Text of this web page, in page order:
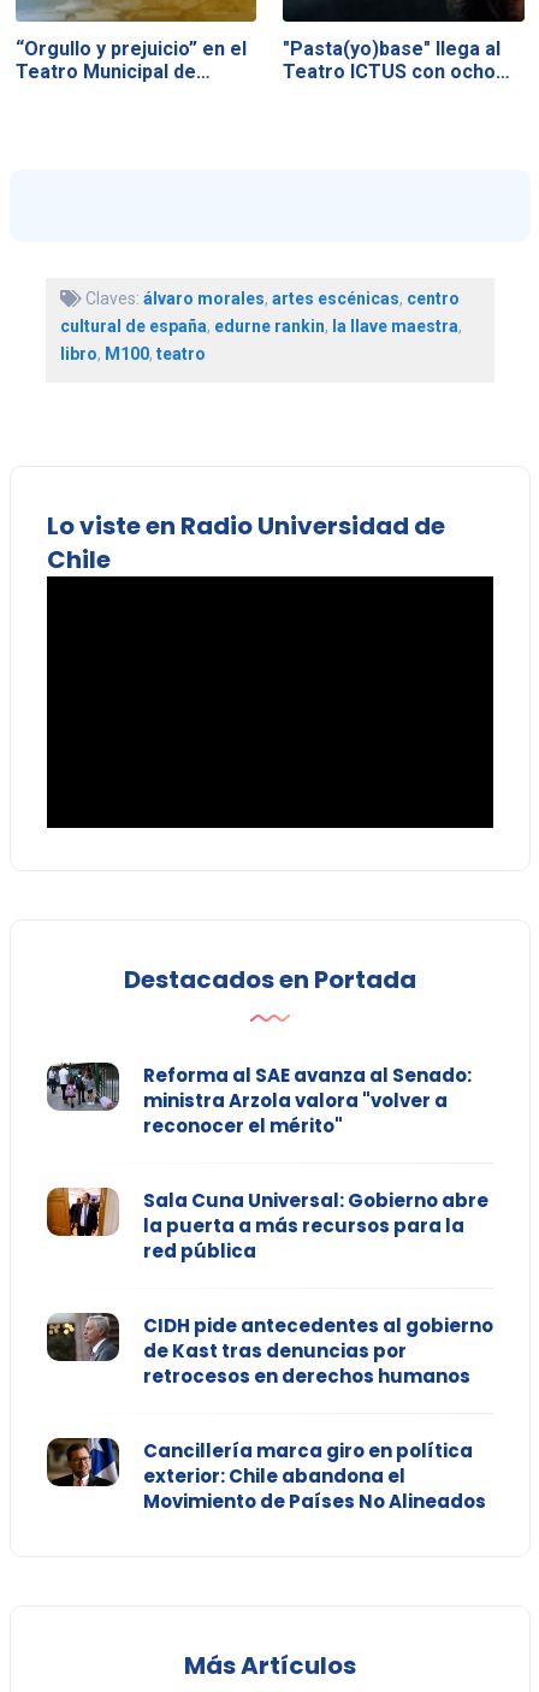
“Orgullo y prejuicio” en el
Teatro Municipal de…
"Pasta(yo)base" llega al
Teatro ICTUS con ocho…
Claves: álvaro morales, artes escénicas, centro
cultural de españa, edurne rankin, la llave maestra,
libro, M100, teatro
Lo viste en Radio Universidad de
Chile
Destacados en Portada
Reforma al SAE avanza al Senado:
ministra Arzola valora "volver a
reconocer el mérito"
Sala Cuna Universal: Gobierno abre
la puerta a más recursos para la
red pública
CIDH pide antecedentes al gobierno
de Kast tras denuncias por
retrocesos en derechos humanos
Cancillería marca giro en política
exterior: Chile abandona el
Movimiento de Países No Alineados
Más Artículos